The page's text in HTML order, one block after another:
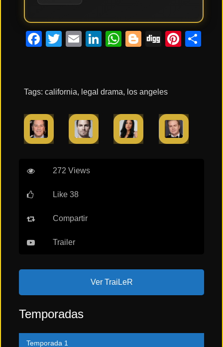
Facebook
Twitter
EmailLinkedIn
WhatsApp
Blogger
Digg
Tags: california, legal drama, los angeles
272 Views
Like 38
Compartir
Trailer
Ver TraiLeR
Temporadas
Temporada 1